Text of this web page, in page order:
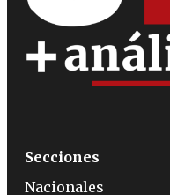
Secciones
Nacionales